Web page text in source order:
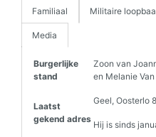
Familiaal Militaire
Media
Burgerlijke
stand
Zoon van
en Melanie
Laatst
gekend adres
Geel, Oosterlo
Hij is sinds